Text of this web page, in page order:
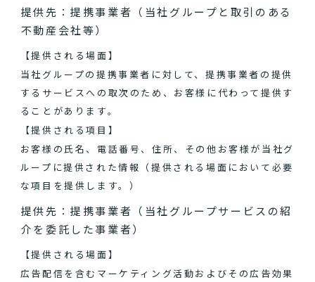
提供先：提携事業者（当社グループと取引のある
不動産会社等）
【提供される場面】
当社グループの提携事業者に対して、提携事業者の提供
するサービスへの取次のため、お客様に代わって提供す
ることがあります。
【提供される項目】
お客様の氏名、電話番号、住所、その他お客様が当社グ
ループに提供された情報（提供される場面において必要
な項目を提供します。）
提供先：提携事業者（当社グループサービスの紹
介を委託した事業者）
【提供される場面】
広告配信を含むマーケティング活動およびその広告効果